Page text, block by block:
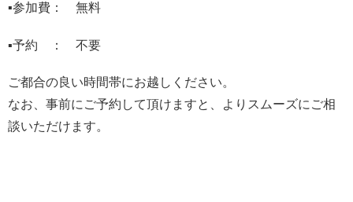
▪参加費： 無料
▪予約 ： 不要
ご都合の良い時間帯にお越しください。
なお、事前にご予約して頂けますと、よりスムーズにご相
談いただけます。